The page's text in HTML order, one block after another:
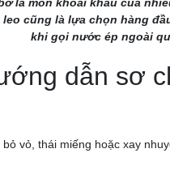
leo cũng là lựa chọn hàng
khi gọi nước ép ngoài
dẫn sơ
bỏ vỏ, thái miếng hoặc xay